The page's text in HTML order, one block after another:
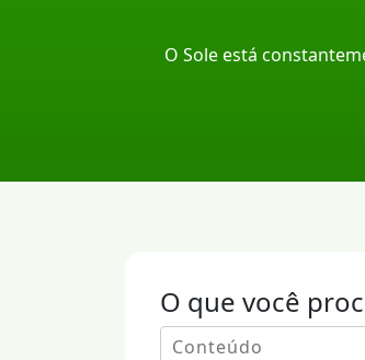
O Sole está
O que você